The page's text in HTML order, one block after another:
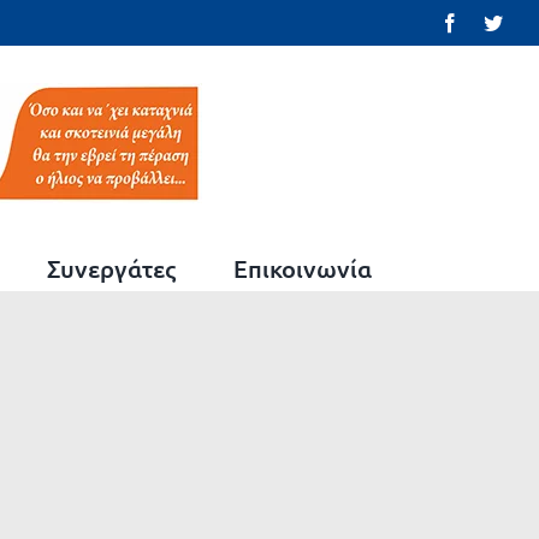
Facebook
Συνεργάτες Επικοινωνία